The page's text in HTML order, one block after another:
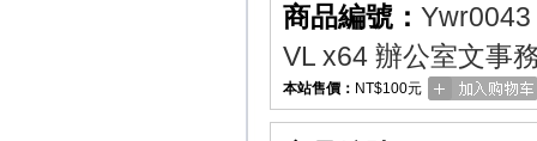
商品編號： Ywr0043
VL x64 辦公室文事
本站售價： NT$100元